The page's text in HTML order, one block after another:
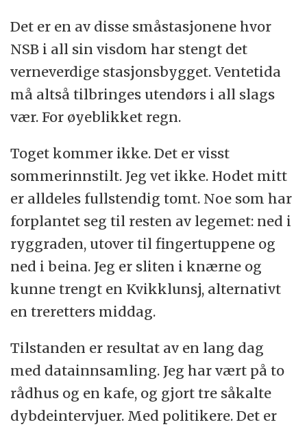
Det er en av disse småstasjonene hvor
NSB i all sin visdom har stengt det
verneverdige stasjonsbygget. Ventetida
må altså tilbringes utendørs i all slags
vær. For øyeblikket regn.
Toget kommer ikke. Det er visst
sommerinnstilt. Jeg vet ikke. Hodet mitt
er alldeles fullstendig tomt. Noe som har
forplantet seg til resten av legemet: ned i
ryggraden, utover til fingertuppene og
ned i beina. Jeg er sliten i knærne og
kunne trengt en Kvikklunsj, alternativt
en treretters middag.
Tilstanden er resultat av en lang dag
med datainnsamling. Jeg har vært på to
rådhus og en kafe, og gjort tre såkalte
dybdeintervjuer. Med politikere. Det er